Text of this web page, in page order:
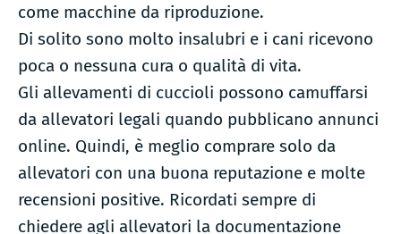
come macchine da riproduzione.
Di solito sono molto insalubri e i cani ricevono
poca o nessuna cura o qualità di vita.
Gli allevamenti di cuccioli possono camuffarsi
da allevatori legali quando pubblicano annunci
online. Quindi, è meglio comprare solo da
allevatori con una buona reputazione e molte
recensioni positive. Ricordati sempre di
chiedere agli allevatori la documentazione